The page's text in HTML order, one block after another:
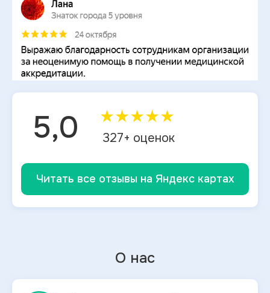
5,0 ★★★★★
327+ оценок
Читать все отзывы на Яндекс картах
О нас